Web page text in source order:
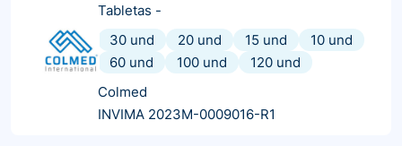
Tabletas -
30 und
20 und 15 und
10 und
60 und
100 und
120 und
Colmed
INVIMA 2023M-0009016-R1